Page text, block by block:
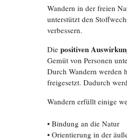
Wandern in der freien
unterstützt den
verbessern.
Die positiven
Gemüt von Personen
Durch Wandern werden
freigesetzt. Dadurch
Wandern erfüllt einige
• Bindung an die Natur
• Orientierung in der